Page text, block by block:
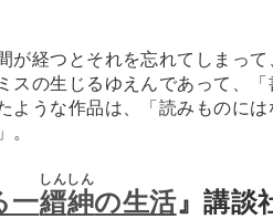
経つとそれを忘れてしまって
スの生じるゆえんであって、
ような作品は、「読みものに
。
一縉
しん
紳
しん
の生活』講談